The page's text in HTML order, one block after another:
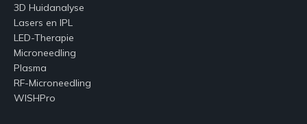
3D Huidanalyse
Lasers en IPL
LED-Therapie
Microneedling
Plasma
RF-Microneedling
WISHPro